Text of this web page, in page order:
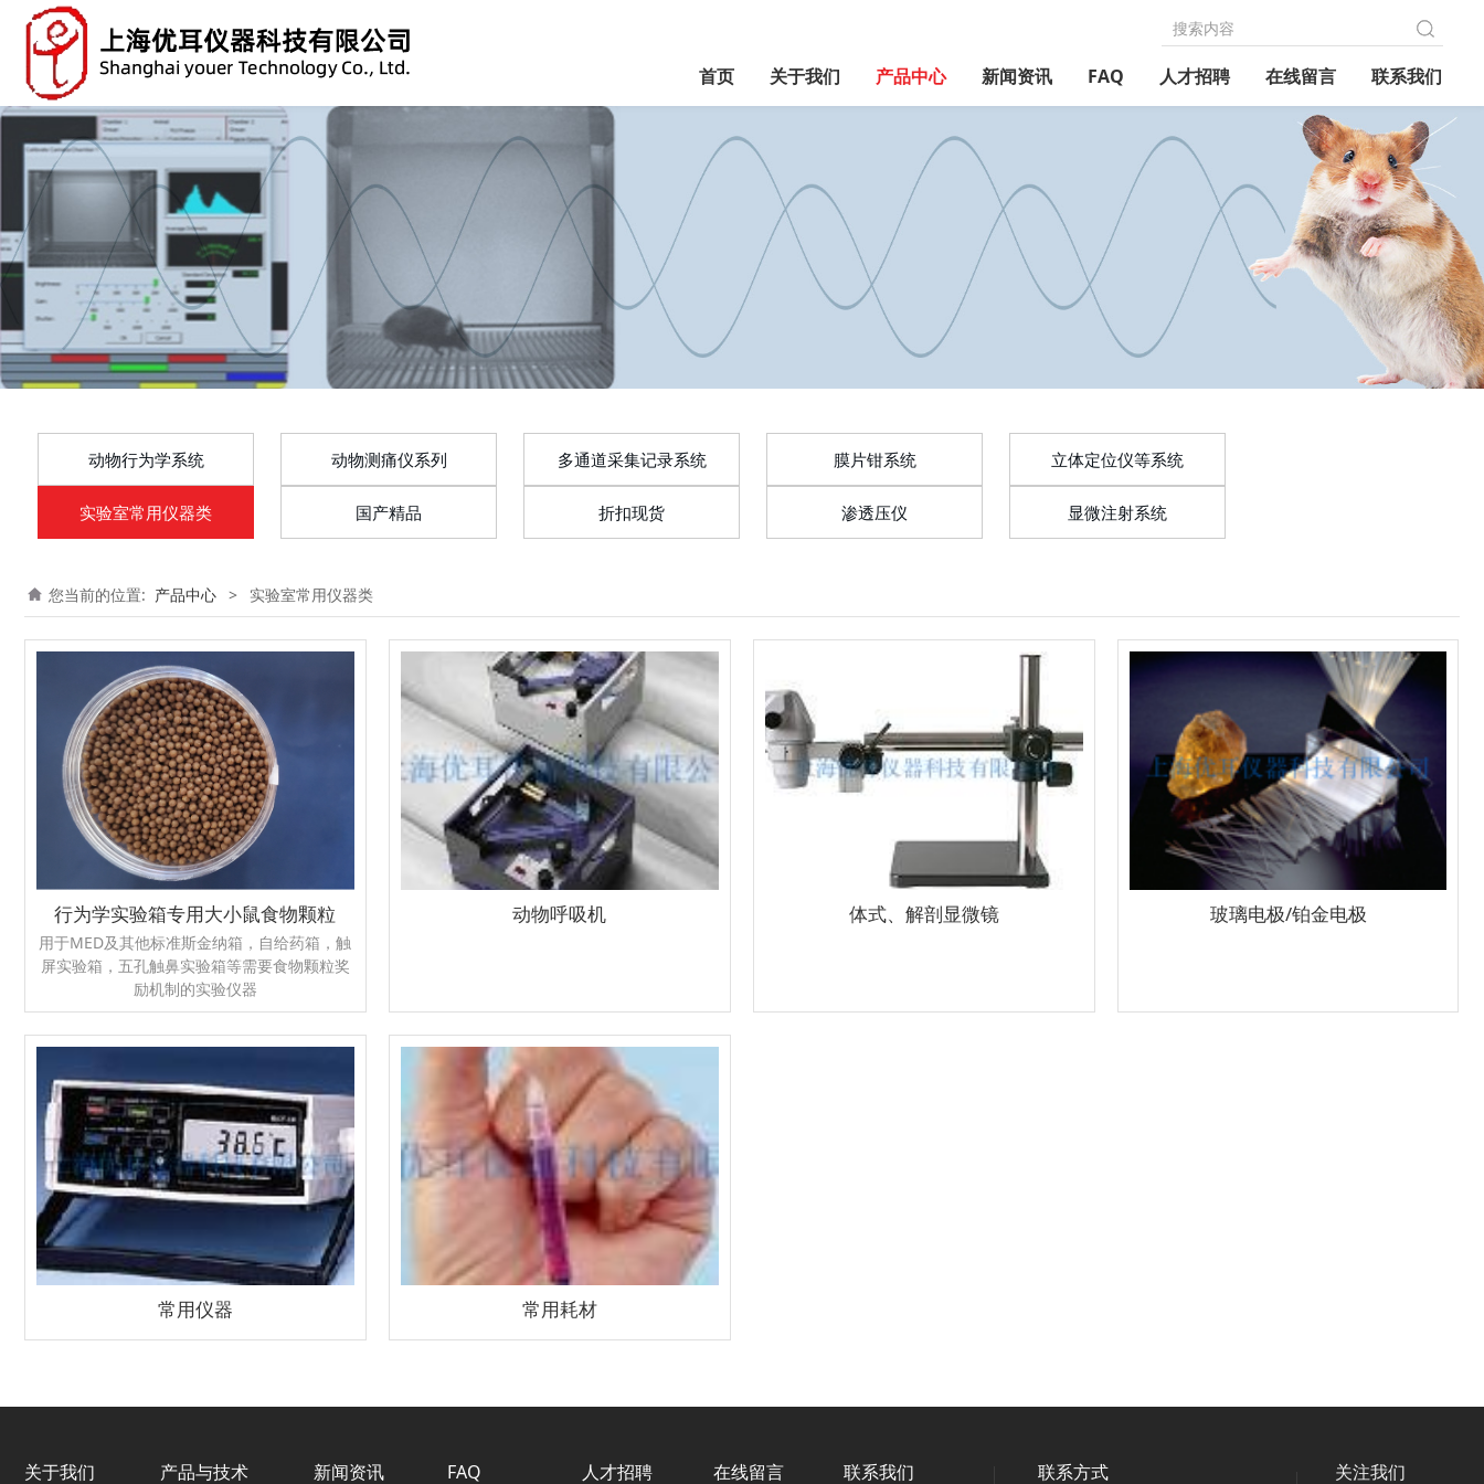
首页 关于我们 产品中心 新闻资讯 FAQ 人才招聘 在线留言 联系我们
动物行为学系统 动物测痛仪系列 多通道采集记录系统 膜片钳系统 立体定位仪等系统
实验室常用仪器类 国产精品 折扣现货 渗透压仪 显微注射系统
您当前的位置: 产品中心 > 实验室常用仪器类
行为学实验箱专用大小鼠食物颗粒
用于MED及其他标准斯金纳箱，自给药箱，触
屏实验箱，五孔触鼻实验箱等需要食物颗粒奖
励机制的实验仪器
动物呼吸机 体式、解剖显微镜 玻璃电极/铂金电极
常用仪器 常用耗材
关于我们 产品与技术 新闻资讯 FAQ 人才招聘 在线留言 联系我们 联系方式 关注我们